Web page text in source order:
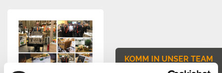
KOMM IN UNSER TEAM